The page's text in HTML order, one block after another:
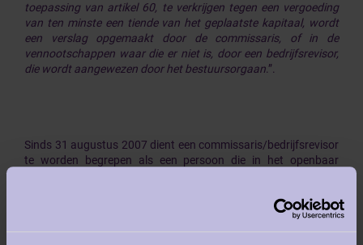
toepassing van artikel 60, te verkrijgen tegen een vergoeding
van ten minste een tiende van het geplaatste kapitaal, wordt
een verslag opgemaakt door de commissaris, of in de
vennootschappen waar die er niet is, door een bedrijfsrevisor,
die wordt aangewezen door het bestuursorgaan .”.
Sinds 31 augustus 2007 dient een commissaris/bedrijfsrevisor
te worden begrepen als een persoon die in het openbaar